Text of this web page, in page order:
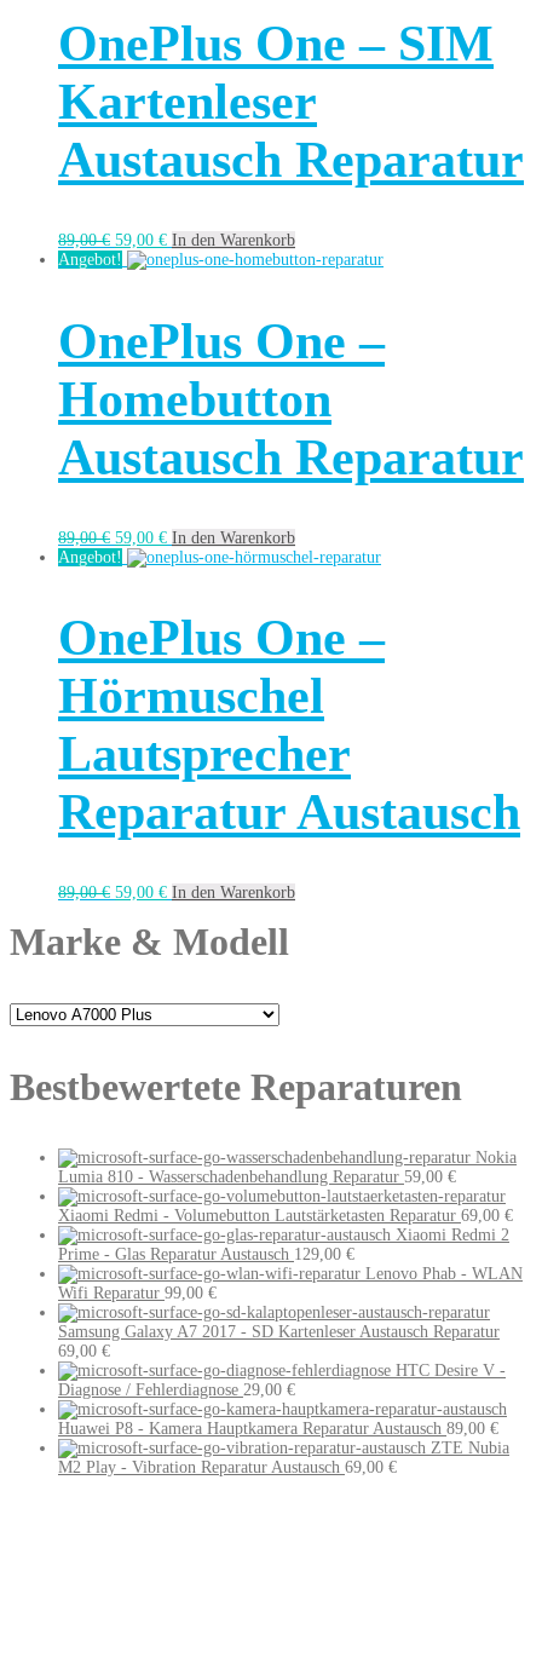
OnePlus One – SIM
Kartenleser
Austausch Reparatur
89,00€ 59,00 € In den Warenkorb
Angebot!
OnePlus One –
Homebutton
Austausch Reparatur
89,00€ 59,00 € In den Warenkorb
Angebot!
OnePlus One –
Hörmuschel
Lautsprecher
Reparatur Austausch
89,00€ 59,00 € In den Warenkorb
Marke & Modell
Bestbewertete Reparaturen
Nokia
Lumia 810 - Wasserschadenbehandlung Reparatur 59,00 €
Xiaomi Redmi - Volumebutton Lautstärketasten Reparatur 69,00 €
Xiaomi Redmi 2
Prime - Glas Reparatur Austausch 129,00 €
Lenovo Phab - WLAN
Wifi Reparatur 99,00 €
Samsung Galaxy A7 2017 - SD Kartenleser Austausch Reparatur
69,00 €
HTC Desire V -
Diagnose / Fehlerdiagnose 29,00 €
Huawei P8 - Kamera Hauptkamera Reparatur Austausch 89,00 €
ZTE Nubia
M2 Play - Vibration Reparatur Austausch 69,00 €